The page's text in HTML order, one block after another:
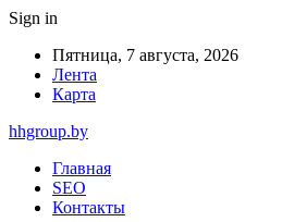
Sign in
Пятница, 7 августа, 2026
Лента
Карта
hhgroup.by
Главная
SEO
Контакты